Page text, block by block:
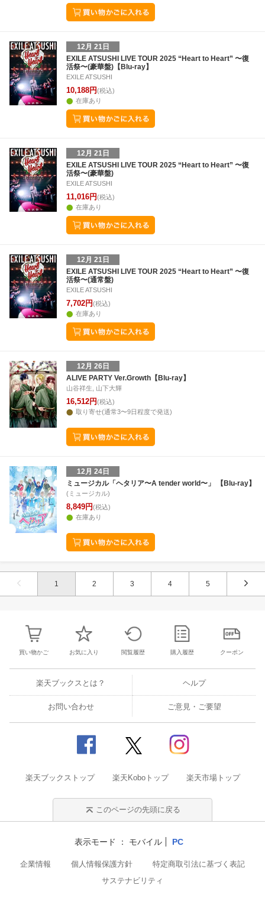
12月 21日
EXILE ATSUSHI LIVE TOUR 2025 “Heart to Heart” 〜復
活祭〜(豪華盤)【Blu-ray】
EXILE ATSUSHI
10,188円(税込)
在庫あり
12月 21日
EXILE ATSUSHI LIVE TOUR 2025 “Heart to Heart” 〜復
活祭〜(豪華盤)
EXILE ATSUSHI
11,016円(税込)
在庫あり
12月 21日
EXILE ATSUSHI LIVE TOUR 2025 “Heart to Heart” 〜復
活祭〜(通常盤)
EXILE ATSUSHI
7,702円(税込)
在庫あり
12月 26日
ALIVE PARTY Ver.Growth【Blu-ray】
山谷祥生, 山下大輝
16,512円(税込)
取り寄せ(通常3〜9日程度で発送)
12月 24日
ミュージカル「ヘタリア〜A tender world〜」 【Blu-ray】
(ミュージカル)
8,849円(税込)
在庫あり
1 2 3 4 5
買い物かご お気に入り 閲覧履歴 購入履歴 クーポン
楽天ブックスとは？ ヘルプ
お問い合わせ ご意見・ご要望
楽天ブックストップ 楽天Koboトップ 楽天市場トップ
このページの先頭に戻る
表示モード モバイル PC
企業情報 個人情報保護方針
特定商取引法に基づく表記
サステナビリティ